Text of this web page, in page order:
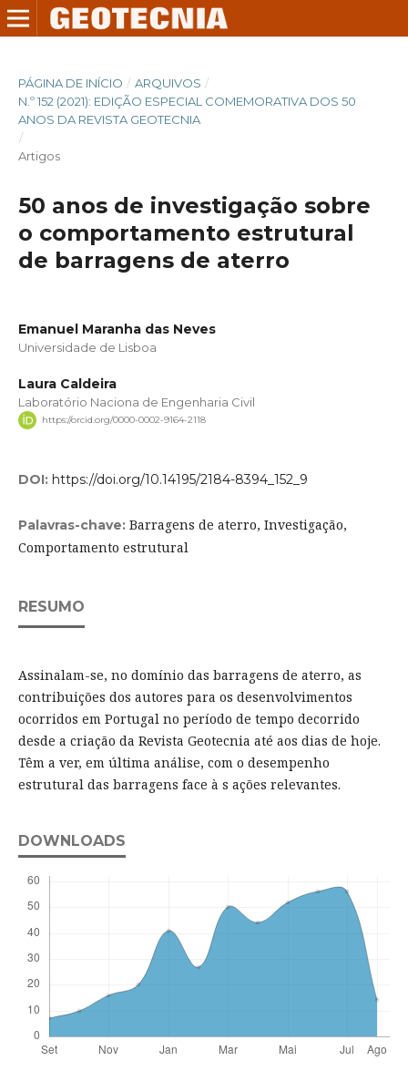
PÁGINA DE INÍCIO / ARQUIVOS /
N.º 152 (2021): EDIÇÃO ESPECIAL COMEMORATIVA DOS 50
ANOS DA REVISTA GEOTECNIA
/
Artigos
50 anos de investigação sobre
o comportamento estrutural
de barragens de aterro
Emanuel Maranha das Neves
Universidade de Lisboa
Laura Caldeira
Laboratório Naciona de Engenharia Civil
https://orcid.org/0000-0002-9164-2118
DOI: https://doi.org/10.14195/2184-8394_152_9
Palavras-chave: Barragens de aterro, Investigação,
Comportamento estrutural
RESUMO
Assinalam-se, no domínio das barragens de aterro, as
contribuições dos autores para os desenvolvimentos
ocorridos em Portugal no período de tempo decorrido
desde a criação da Revista Geotecnia até aos dias de hoje.
Têm a ver, em última análise, com o desempenho
estrutural das barragens face à s ações relevantes.
DOWNLOADS